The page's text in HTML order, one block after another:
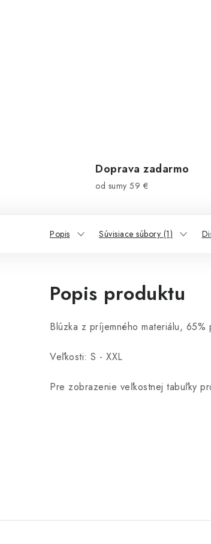
Doprava zadarmo
od sumy 59 €
Popis Súvisiace súbory (1)
Popis produktu
Blúzka z príjemného materiálu,
Veľkosti: S - XXL
Pre zobrazenie veľkostnej tabuľky